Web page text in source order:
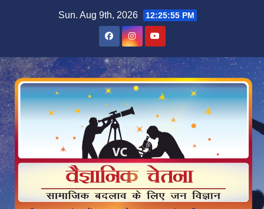
Sun. Aug 9th, 2026 12:25:57 PM